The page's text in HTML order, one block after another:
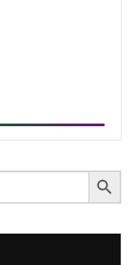
Search Button